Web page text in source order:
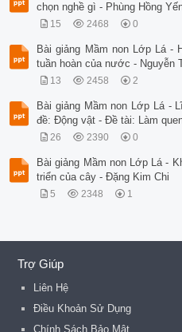
chọn nghề gì - Phùng Hồng
15 2468 0
Bài giảng Mầm non Lớp Lá -
tuần hoàn của nước - Nguyễn
13 2458 2
Bài giảng Mầm non Lớp Lá -
đề: Động vật - Đề tài: Làm
26 2390 0
Bài giảng Mầm non Lớp Lá -
triển của cây - Đặng Kim Chi
5 2348 1
Trợ Giúp
Liên Hệ
Điều Khoản Sử Dụng
Chính Sách Bảo Mật